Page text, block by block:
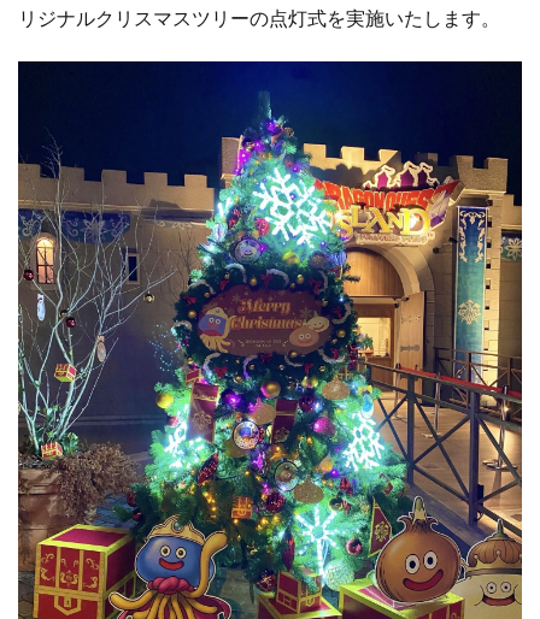
リジナルクリスマスツリーの点灯式を実施いたします。